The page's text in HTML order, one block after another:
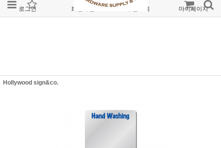
로그인 회원가입 주문조회 마이페이지
Hollywood sign&co.